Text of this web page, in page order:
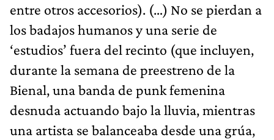
entre otros accesorios). (…) No se pierdan a
los badajos humanos y una serie de
‘estudios’ fuera del recinto (que incluyen,
durante la semana de preestreno de la
Bienal, una banda de punk femenina
desnuda actuando bajo la lluvia, mientras
una artista se balanceaba desde una grúa,